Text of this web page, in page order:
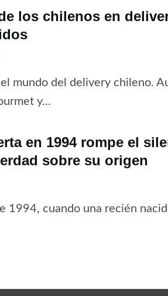
los chilenos en
mundo del delivery chileno.
y...
en 1994 rompe el
sobre su origen
1994, cuando una recién